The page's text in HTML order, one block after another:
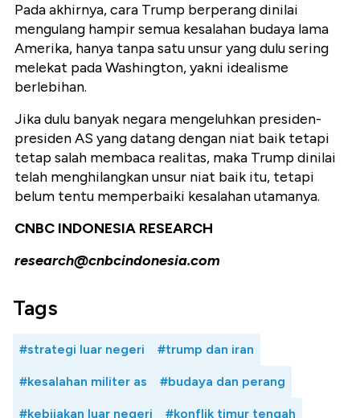
Pada akhirnya, cara Trump berperang dinilai
mengulang hampir semua kesalahan budaya lama
Amerika, hanya tanpa satu unsur yang dulu sering
melekat pada Washington, yakni idealisme
berlebihan.
Jika dulu banyak negara mengeluhkan presiden-
presiden AS yang datang dengan niat baik tetapi
tetap salah membaca realitas, maka Trump dinilai
telah menghilangkan unsur niat baik itu, tetapi
belum tentu memperbaiki kesalahan utamanya.
CNBC INDONESIA RESEARCH
research@cnbcindonesia.com
Tags
#strategi luar negeri #trump dan iran
#kesalahan militer as #budaya dan perang
#kebijakan luar negeri #konflik timur tengah